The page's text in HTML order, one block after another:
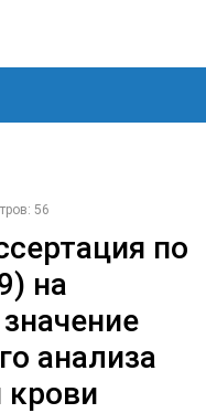
56
по
на
анализа
крови